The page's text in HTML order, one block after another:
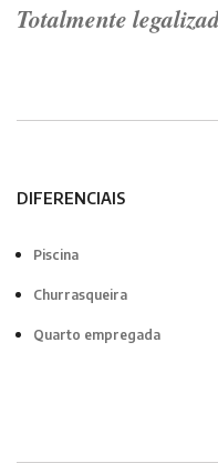
Totalmente
DIFERENCIAIS
Piscina
Churrasqueira
Quarto empregada